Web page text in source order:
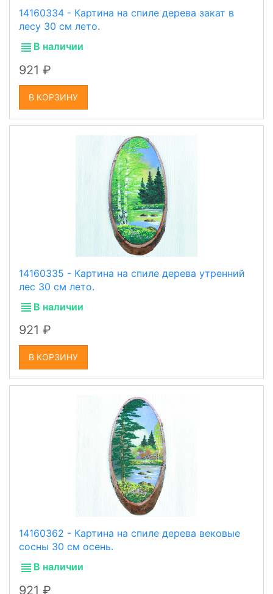
14160334 - Картина на спиле дерева закат в
лесу 30 см лето.
В наличии
921
В КОРЗИНУ
14160335 - Картина на спиле дерева утренний
лес 30 см лето.
В наличии
921
В КОРЗИНУ
14160362 - Картина на спиле дерева вековые
сосны 30 см осень.
В наличии
921